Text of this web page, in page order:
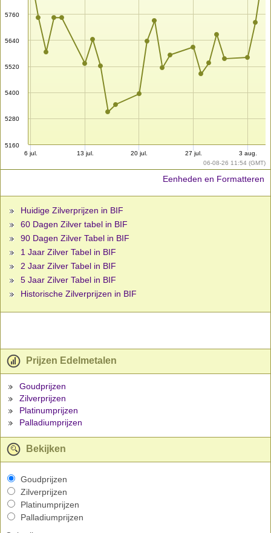
06-08-26 11:54 (GMT)
5160
5280
5400
5520
5640
5760
6 jul. 13 jul. 20 jul. 27 jul. 3 aug.
Eenheden en Formatteren
Huidige Zilverprijzen in BIF
60 Dagen Zilver tabel in BIF
90 Dagen Zilver Tabel in BIF
1 Jaar Zilver Tabel in BIF
2 Jaar Zilver Tabel in BIF
5 Jaar Zilver Tabel in BIF
Historische Zilverprijzen in BIF
Prijzen Edelmetalen
Goudprijzen
Zilverprijzen
Platinumprijzen
Palladiumprijzen
Bekijken
Goudprijzen
Zilverprijzen
Platinumprijzen
Palladiumprijzen